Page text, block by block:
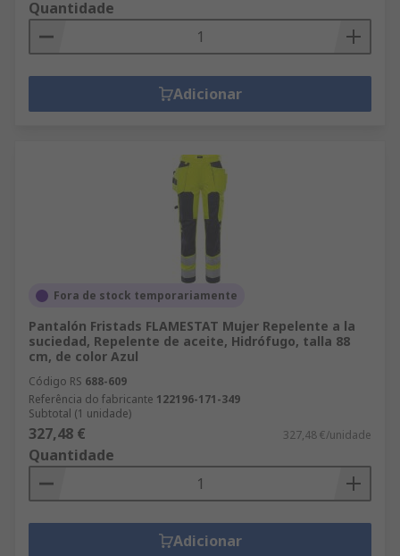
Quantidade
Adicionar
Fora de stock temporariamente
Pantalón Fristads FLAMESTAT Mujer Repelente a la
suciedad, Repelente de aceite, Hidrófugo, talla 88
cm, de color Azul
Código RS 688-609
Referência do fabricante 122196-171-349
Subtotal (1 unidade)
327,48 € 327,48 €/unidade
Quantidade
Adicionar